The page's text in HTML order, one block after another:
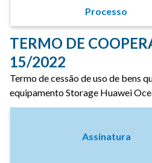
Processo
TERMO DE
15/2022
Termo de cessão de uso de bens
equipamento Storage Huawei
Assinatura